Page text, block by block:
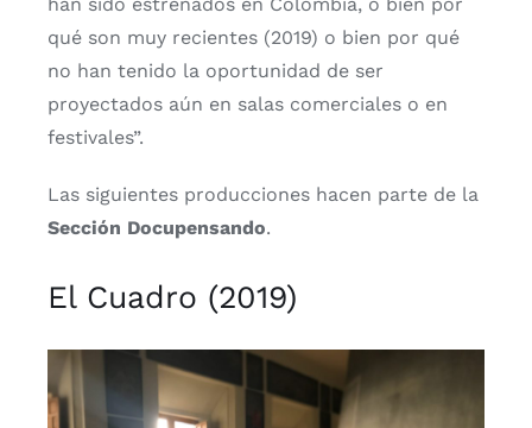
qué son muy recientes (2019) o bien por qué
no han tenido la oportunidad de ser
proyectados aún en salas comerciales o en
festivales”.
Las siguientes producciones hacen parte de la
Sección Docupensando.
El Cuadro (2019)